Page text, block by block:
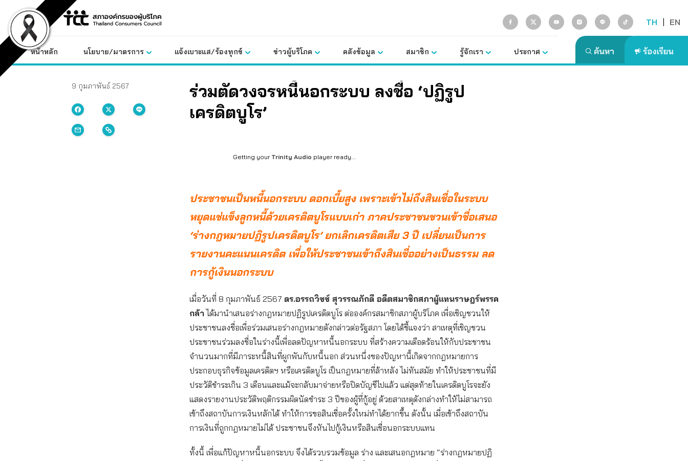
content
TH | EN
หน้าหลัก นโยบาย/มาตรการ แจ้งเบาะแส/ร้องทุกข์ ข่าวผู้บริโภค คลังข้อมูล สมาชิก รู้จักเรา ประกาศ
9 กุมภาพันธ์ 2567
ร่วมตัดวงจรหนี้นอกระบบ ลงชื่อ ‘ปฏิรูป
เครดิตบูโร’
Getting your Trinity Audio player ready...
ประชาชนเป็นหนี้นอกระบบ ดอกเบี้ยสูง เพราะเข้าไม่ถึงสินเชื่อในระบบ
หยุดแช่แข็งลูกหนี้ด้วยเครดิตบูโรแบบเก่า ภาคประชาชนชวนเข้าชื่อเสนอ
‘ร่างกฎหมายปฏิรูปเครดิตบูโร’ ยกเลิกเครดิตเสีย 3 ปี เปลี่ยนเป็นการ
รายงานคะแนนเครดิต เพื่อให้ประชาชนเข้าถึงสินเชื่ออย่างเป็นธรรม ลด
การกู้เงินนอกระบบ
เมื่อวันที่ 8 กุมภาพันธ์ 2567 ดร.อรรถวิชช์ สุวรรณภักดี อดีตสมาชิกสภาผู้แทนราษฎร์พรรค
กล้าได้มานำเสนอร่างกฎหมายปฏิรูปเครดิตบูโร ต่อองค์กรสมาชิกสภาผู้บริโภค เพื่อเชิญชวนให้
ประชาชนลงชื่อเพื่อร่วมเสนอร่างกฎหมายดังกล่าวต่อรัฐสภา โดยได้ชี้แจงว่า สาเหตุที่เชิญชวน
ประชาชนร่วมลงชื่อในร่างนี้เพื่อลดปัญหาหนี้นอกระบบ ที่สร้างความเดือดร้อนให้กับประชาชน
จำนวนมากที่มีภาระหนี้สินที่ผูกพันกับหนี้นอก ส่วนหนึ่งของปัญหานี้เกิดจากกฎหมายการ
ประกอบธุรกิจข้อมูลเครดิตฯ หรือเครดิตบูโร เป็นกฎหมายที่ล้าหลัง ไม่ทันสมัย ทำให้ประชาชนที่มี
ประวัติชำระเกิน 3 เดือนและแม้จะกลับมาจ่ายหรือปิดบัญชีไปแล้ว แต่สุดท้ายในเครดิตบูโรจะยัง
แสดงรายงานประวัติพฤติกรรมผิดนัดชำระ 3 ปีของผู้ที่กู้อยู่ ด้วยสาเหตุดังกล่างทำให้ไม่สามารถ
เข้าถึงสถาบันการเงินหลักได้ ทำให้การขอสินเชื่อครั้งใหม่ทำได้ยากขึ้น ดังนั้น เมื่อเข้าถึงสถาบัน
การเงินที่ถูกกฎหมายไม่ได้ ประชาชนจึงหันไปกู้เงินหรือสินเชื่อนอกระบบแทน
ทั้งนี้ เพื่อแก้ปัญหาหนี้นอกระบบ จึงได้รวบรวมข้อมูล ร่าง และเสนอกฎหมาย “ร่างกฎหมายปฏิ